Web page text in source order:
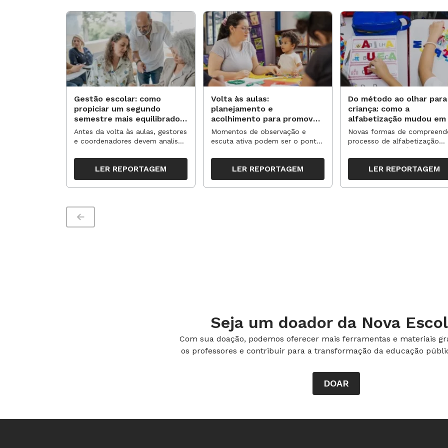
Gestão escolar: como
propiciar um segundo
semestre mais equilibrado
para os professores?
Antes da volta às aulas, gestores
e coordenadores devem analisar
organizar ações para orientar o
trabalho pedagógico ao longo
do período
LER REPORTAGEM
Volta às aulas:
planejamento e
acolhimento para promover
novas aprendizagens
Momentos de observação e
escuta ativa podem ser o ponto
tempos, espaços e propostas no
segundo semestre
LER REPORTAGEM
Do método ao olhar para
criança: como a
alfabetização mudou em
anos?
Novas formas de
processo de alfabetização
influenciaram políticas e
práticas, transformando o
da leitura e da escrita
LER REPORTAGEM
Seja um doador da Nova
Com sua doação, podemos oferecer mais ferramentas e materiais
os professores e contribuir para a transformação da educação
DOAR